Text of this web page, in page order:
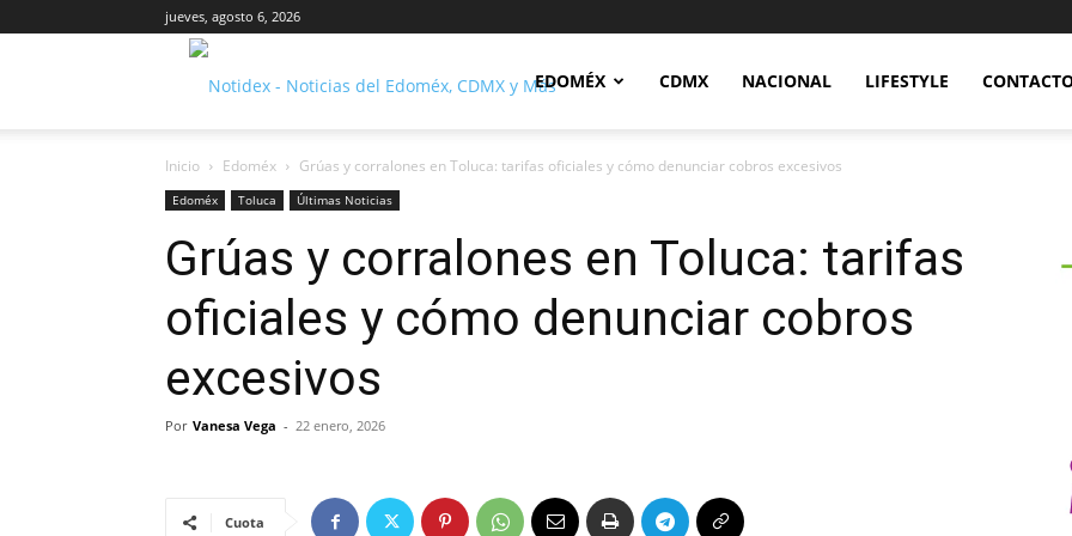
jueves, agosto 6, 2026
Notidex
EDOMÉX CDMX NACIONAL LIFESTYLE
Inicio Edoméx Grúas y corralones en Toluca: tarifas oficiales y cómo denunciar cobros excesivos
Edoméx Toluca Últimas Noticias
Grúas y corralones en Toluca: tarifas
oficiales y cómo denunciar cobros
excesivos
Por Vanesa Vega - 22 enero, 2026
Cuota